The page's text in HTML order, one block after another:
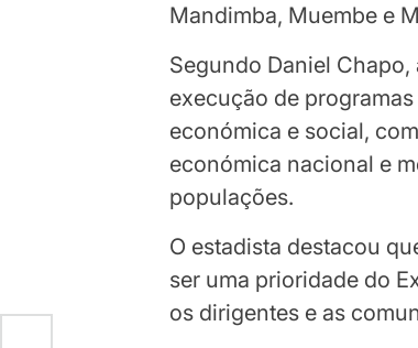
Mandimba, Muembe e
Segundo Daniel
execução de
económica e social,
económica nacional e
populações.
O estadista destacou
ser uma prioridade do
os dirigentes e as